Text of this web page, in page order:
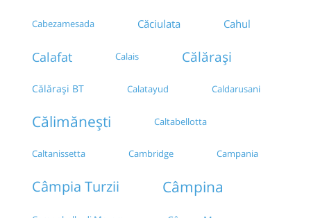
Cabezamesada Căciulata Cahul
Calafat Calais Călărași
Călărași BT Calatayud Caldarusani
Călimănești Caltabellotta
Caltanissetta Cambridge Campania
Câmpia Turzii Câmpina